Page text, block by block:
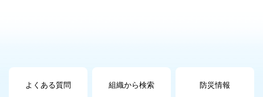
よくある質問 組織から検索 防災情報